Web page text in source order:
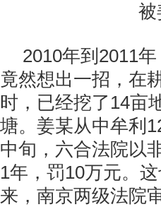
被姜
2010年到2011
竟然想出一招，在
时，已经挖了14亩
塘。姜某从中牟利
中旬，六合法院以
1年，罚10万元。
来，南京两级法院